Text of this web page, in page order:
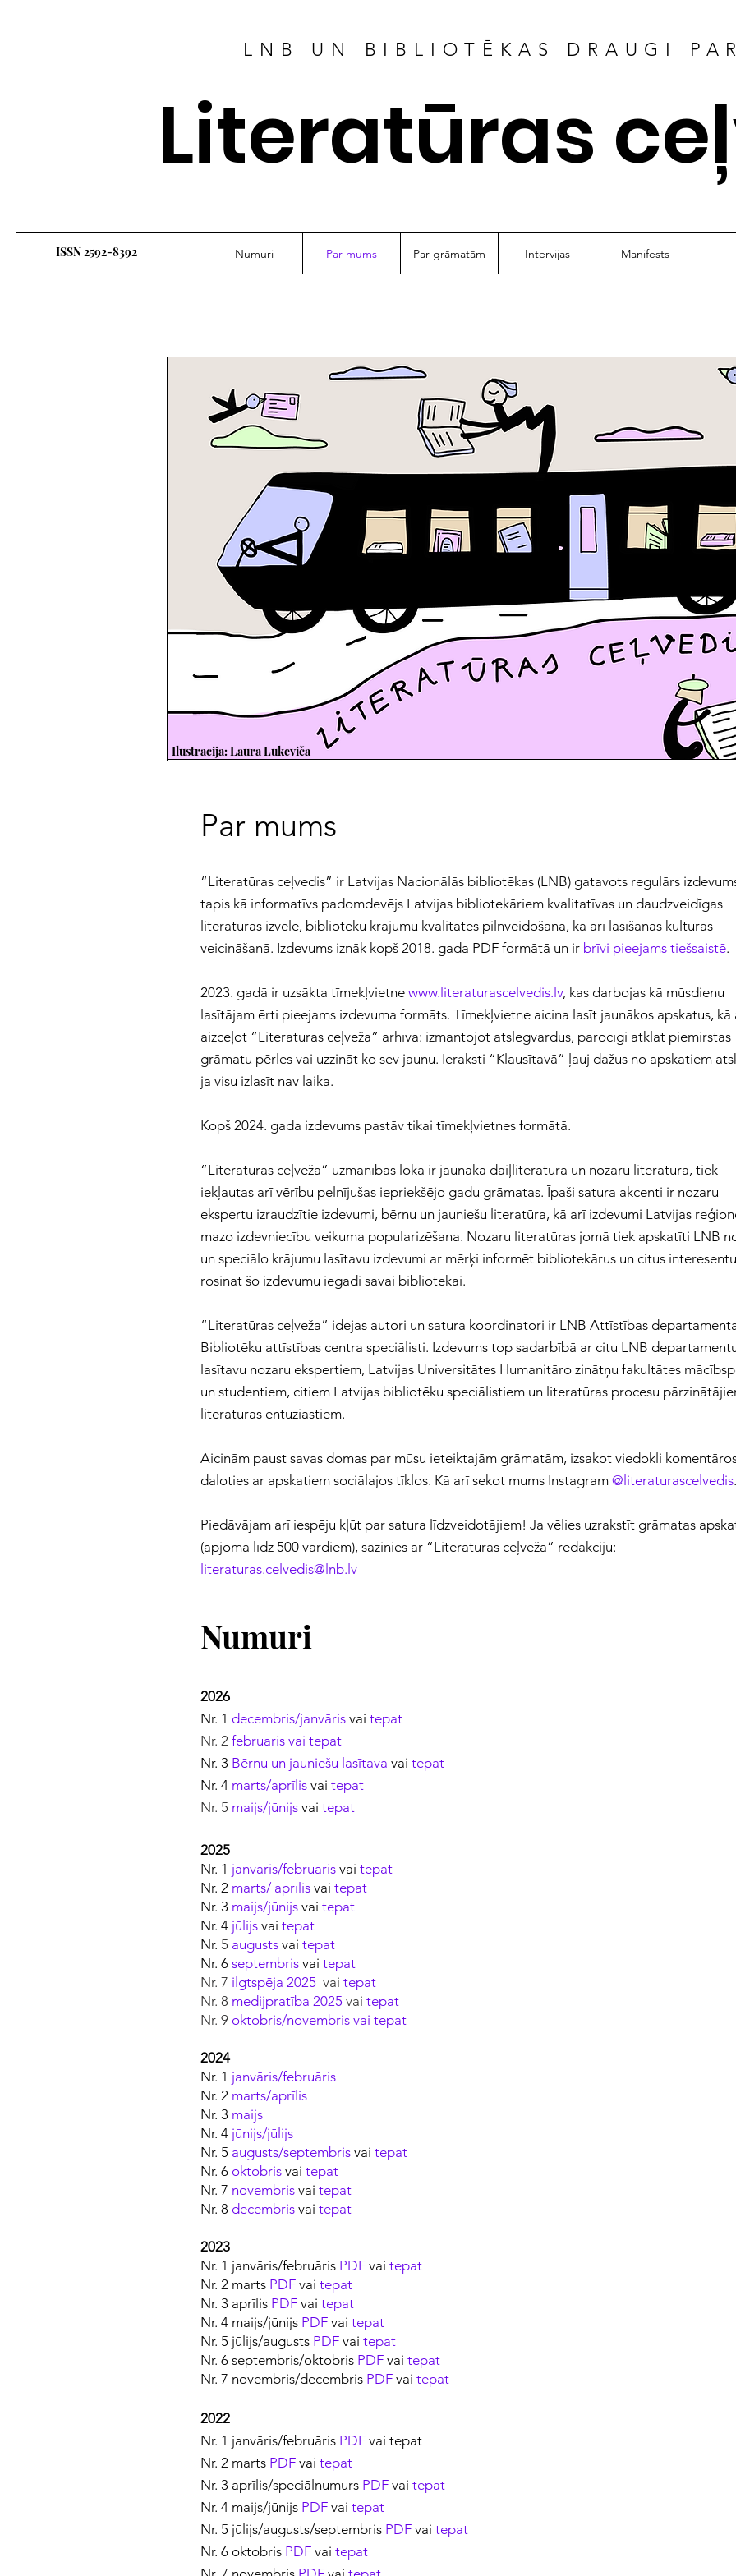
LNB UN BIBLIOTĒKAS DRAUGI
Literatūras
ISSN 2592-8392 Numuri Par mums Par grāmatām Intervijas Manifests
Ilustrācija: Laura Lukeviča
Par mums
“Literatūras ceļvedis” ir Latvijas Nacionālās bibliotēkas (LNB) gatavots regulārs
tapis kā informatīvs padomdevējs Latvijas bibliotekāriem kvalitatīvas un daudzveidīgas
literatūras izvēlē, bibliotēku krājumu kvalitātes pilnveidošanā, kā arī lasīšanas kultūras
veicināšanā. Izdevums iznāk kopš 2018. gada PDF formātā un ir brīvi pieejams tiešsaistē.
2023. gadā ir uzsākta tīmekļvietne www.literaturascelvedis.lv, kas darbojas kā mūsdienu
lasītājam ērti pieejams izdevuma formāts. Tīmekļvietne aicina lasīt jaunākos apskatus, kā
aizceļot “Literatūras ceļveža” arhīvā: izmantojot atslēgvārdus, parocīgi atklāt piemirstas
grāmatu pērles vai uzzināt ko sev jaunu. Ieraksti “Klausītavā” ļauj dažus no apskatiem
ja visu izlasīt nav laika.
Kopš 2024. gada izdevums pastāv tikai tīmekļvietnes formātā.
“Literatūras ceļveža” uzmanības lokā ir jaunākā daiļliteratūra un nozaru literatūra, tiek
iekļautas arī vērību pelnījušas iepriekšējo gadu grāmatas. Īpaši satura akcenti ir nozaru
ekspertu izraudzītie izdevumi, bērnu un jauniešu literatūra, kā arī izdevumi Latvijas
mazo izdevniecību veikuma popularizēšana. Nozaru literatūras jomā tiek apskatīti LNB
un speciālo krājumu lasītavu izdevumi ar mērķi informēt bibliotekārus un citus
rosināt šo izdevumu iegādi savai bibliotēkai.
“Literatūras ceļveža” idejas autori un satura koordinatori ir LNB Attīstības
Bibliotēku attīstības centra speciālisti. Izdevums top sadarbībā ar citu LNB
lasītavu nozaru ekspertiem, Latvijas Universitātes Humanitāro zinātņu fakultātes
un studentiem, citiem Latvijas bibliotēku speciālistiem un literatūras procesu
literatūras entuziastiem.
Aicinām paust savas domas par mūsu ieteiktajām grāmatām, izsakot viedokli
daloties ar apskatiem sociālajos tīklos. Kā arī sekot mums Instagram @literaturascelvedis.
Piedāvājam arī iespēju kļūt par satura līdzveidotājiem! Ja vēlies uzrakstīt grāmatas
(apjomā līdz 500 vārdiem), sazinies ar “Literatūras ceļveža” redakciju:
literaturas.celvedis@lnb.lv
Numuri
2026
Nr. 1 decembris/janvāris vai tepat
Nr. 2 februāris vai tepat
Nr. 3 Bērnu un jauniešu lasītava vai tepat
​Nr. 4 marts/aprīlis vai tepat
Nr. 5 maijs/jūnijs vai tepat
2025
Nr. 1 janvāris/februāris vai tepat
Nr. 2 marts/ aprīlis vai tepat
Nr. 3 maijs/jūnijs vai tepat
Nr. 4 jūlijs vai tepat
Nr. 5 augusts vai tepat
Nr. 6 septembris vai tepat
Nr. 7 ilgtspēja 2025 vai tepat
Nr. 8 medijpratība 2025 vai tepat
Nr. 9 oktobris/novembris vai tepat
2024
Nr. 1 janvāris/februāris
Nr. 2 marts/aprīlis
Nr. 3 maijs
Nr. 4 jūnijs/jūlijs
Nr. 5 augusts/septembris vai tepat
Nr. 6 oktobris vai tepat
Nr. 7 novembris vai tepat
Nr. 8 decembris vai tepat
2023
Nr. 1 janvāris/februāris PDF vai tepat
Nr. 2 marts PDF vai tepat
Nr. 3 aprīlis PDF vai tepat
Nr. 4 maijs/jūnijs PDF vai tepat
Nr. 5 jūlijs/augusts PDF vai tepat
Nr. 6 septembris/oktobris PDF vai tepat
Nr. 7 novembris/decembris PDF vai tepat
2022
Nr. 1 janvāris/februāris PDF vai tepat
Nr. 2 marts PDF vai tepat
Nr. 3 aprīlis/speciālnumurs PDF vai tepat
Nr. 4 maijs/jūnijs PDF vai tepat
Nr. 5 jūlijs/augusts/septembris PDF vai tepat
Nr. 6 oktobris PDF vai tepat